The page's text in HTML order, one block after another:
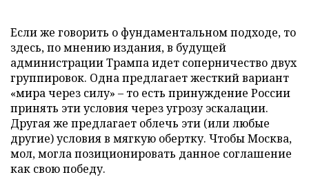
Если же говорить о фундаментальном подходе, то
здесь, по мнению издания, в будущей
администрации Трампа идет соперничество двух
группировок. Одна предлагает жесткий вариант
«мира через силу» – то есть принуждение России
принять эти условия через угрозу эскалации.
Другая же предлагает облечь эти (или любые
другие) условия в мягкую обертку. Чтобы Москва,
мол, могла позиционировать данное соглашение
как свою победу.